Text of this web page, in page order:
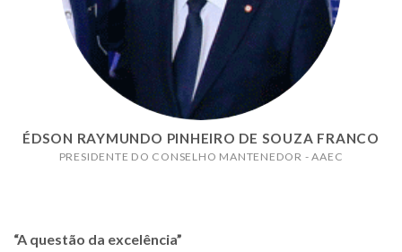
ÉDSON RAYMUNDO PINHEIRO DE SOUZA FRANCO
PRESIDENTE DO CONSELHO MANTENEDOR - AAEC
“A questão da excelência”